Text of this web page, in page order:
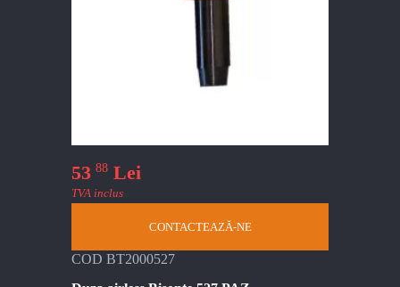
53 88 Lei
TVA inclus
CONTACTEAZĂ-NE
COD BT2000527